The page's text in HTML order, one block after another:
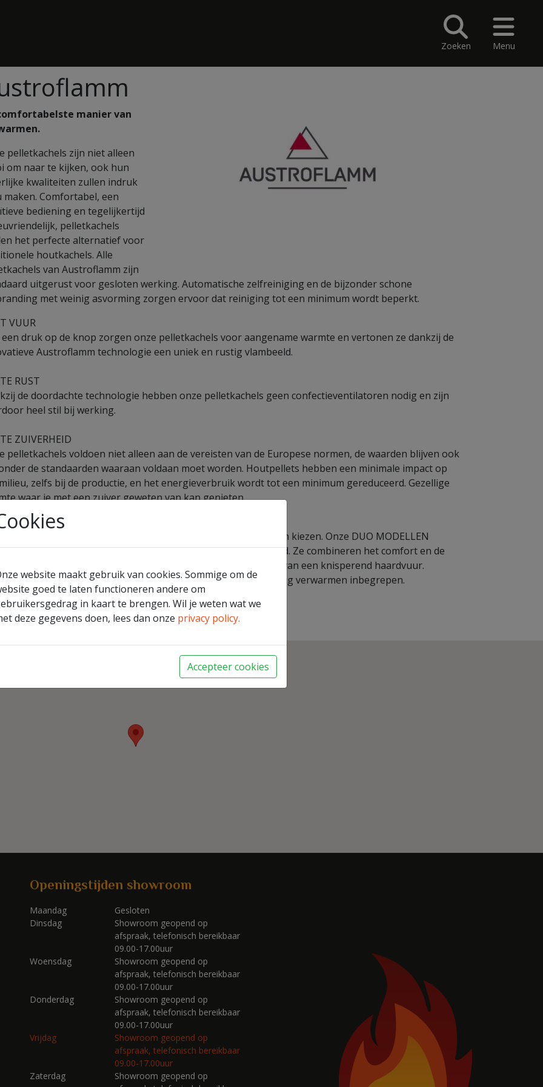
Zoeken Menu
manier van
pelletkachels zijn niet alleen
om naar te kijken, ook hun
kwaliteiten zullen indruk
maken. Comfortabel, een
bediening en tegelijkertijd
pelletkachels
het perfecte alternatief voor
houtkachels. Alle
van Austroflamm zijn
uitgerust voor gesloten werking. Automatische zelfreiniging en de bijzonder schone
met weinig asvorming zorgen ervoor dat reiniging tot een minimum wordt beperkt.
VUUR
druk op de knop zorgen onze pelletkachels voor aangename warmte en vertonen ze dankzij de
Austroflamm technologie een uniek en rustig vlambeeld.
RUST
de doordachte technologie hebben onze pelletkachels geen confectieventilatoren nodig en zijn
heel stil bij werking.
ZUIVERHEID
pelletkachels voldoen niet alleen aan de vereisten van de Europese normen, de waarden blijven ook
de standaarden waaraan voldaan moet worden. Houtpellets hebben een minimale impact op
zelfs bij de productie, en het energieverbruik wordt tot een minimum gereduceerd. Gezellige
waar je met een zuiver geweten van kan genieten.
HET BESTE VAN TWEE WERELDEN
heeft de perfecte oplossing voor iedereen die niet kan kiezen. Onze DUO MODELLEN
zowel met houtblokken als met houtpellets worden gevoed. Ze combineren het comfort en de
innovaties van pelletkachels met de natuurlijkheid van een knisperend haardvuur.
met lage emissie, hernieuwbare grondstoffen en zuinig verwarmen inbegrepen.
assortiment
Openingstijden showroom
Maandag
Gesloten
Dinsdag
Showroom geopend op
afspraak, telefonisch bereikbaar
09.00-17.00uur
Woensdag
Showroom geopend op
afspraak, telefonisch bereikbaar
09.00-17.00uur
Donderdag
Showroom geopend op
afspraak, telefonisch bereikbaar
09.00-17.00uur
Vrijdag
Showroom geopend op
afspraak, telefonisch bereikbaar
09.00-17.00uur
Zaterdag
Showroom geopend op
website maakt gebruik van cookies. Sommige om de
goed te laten functioneren andere om
in kaart te brengen. Wil je weten wat we
deze gegevens doen, lees dan onze privacy policy.
Accepteer cookies